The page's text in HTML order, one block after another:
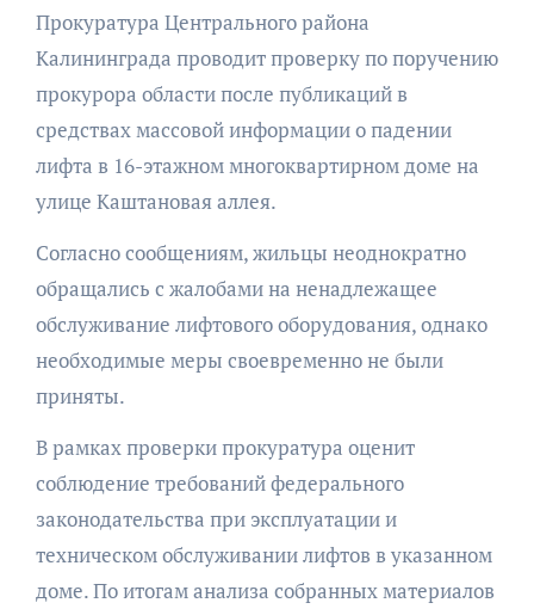
Прокуратура Центрального района
Калининграда проводит проверку по поручению
прокурора области после публикаций в
средствах массовой информации о падении
лифта в 16-этажном многоквартирном доме на
улице Каштановая аллея.
Согласно сообщениям, жильцы неоднократно
обращались с жалобами на ненадлежащее
обслуживание лифтового оборудования, однако
необходимые меры своевременно не были
приняты.
В рамках проверки прокуратура оценит
соблюдение требований федерального
законодательства при эксплуатации и
техническом обслуживании лифтов в указанном
доме. По итогам анализа собранных материалов